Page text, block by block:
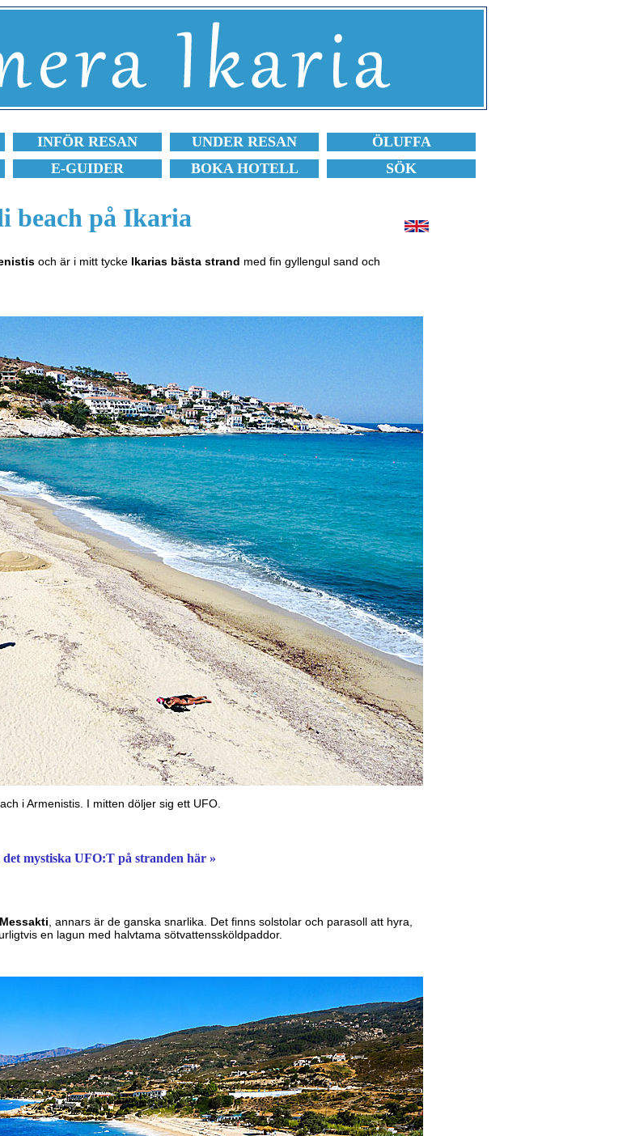
INFÖR RESAN UNDER RESAN
ÖLUFFA
E-GUIDER BOKA HOTELL SÖK
beach på Ikaria
och är i mitt tycke Ikarias bästa strand med fin gyllengul sand och
i Armenistis. I mitten döljer sig ett UFO.
det mystiska UFO:T på stranden här »
Messakti , annars är de ganska snarlika. Det finns solstolar och parasoll att hyra,
en lagun med halvtama sötvattenssköldpaddor.